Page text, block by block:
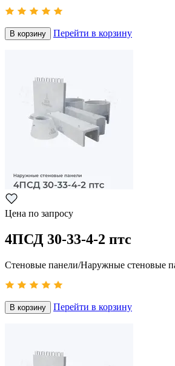
В корзину Перейти в корзину
Цена по запросу
4ПСД 30-33-4-2 птс
Стеновые панели/Наружные стеновые
В корзину Перейти в корзину